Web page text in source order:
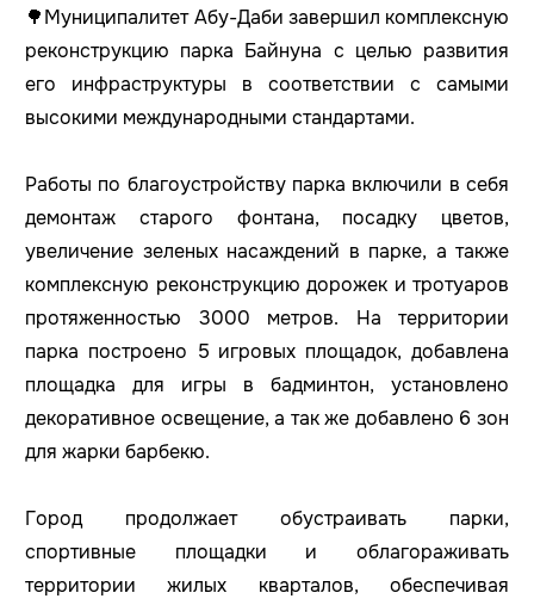
🌳Муниципалитет Абу-Даби завершил комплексную
реконструкцию парка Байнуна с целью развития
его инфраструктуры в соответствии с самыми
высокими международными стандартами.
Работы по благоустройству парка включили в себя
демонтаж старого фонтана, посадку цветов,
увеличение зеленых насаждений в парке, а также
комплексную реконструкцию дорожек и тротуаров
протяженностью 3000 метров. На территории
парка построено 5 игровых площадок, добавлена
площадка для игры в бадминтон, установлено
декоративное освещение, а так же добавлено 6 зон
для жарки барбекю.
Город продолжает обустраивать парки,
спортивные площадки и облагораживать
территории жилых кварталов, обеспечивая